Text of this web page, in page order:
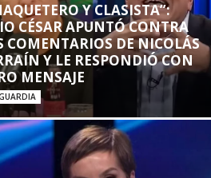
Y CLASISTA”:
CÉSAR APUNTÓ CONTRA
COMENTARIOS DE NICOLÁS
Y LE RESPONDIÓ CON
MENSAJE